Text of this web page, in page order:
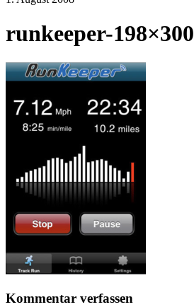
runkeeper-198×300
Kommentar verfassen